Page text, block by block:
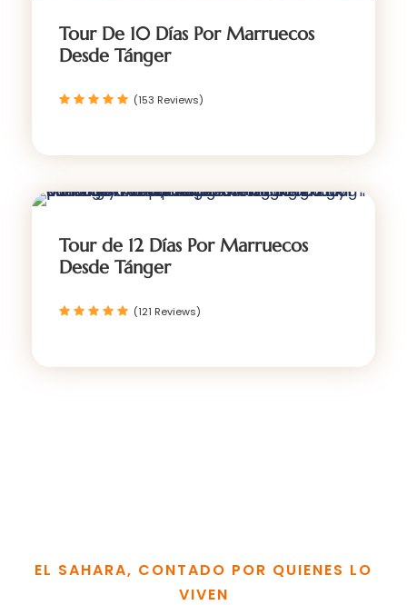
Tour De 10 Días Por Marruecos
Desde Tánger
(153 Reviews)
Tour de 12 Días Por Marruecos
Desde Tánger
(121 Reviews)
EL SAHARA, CONTADO POR QUIENES LO
VIVEN